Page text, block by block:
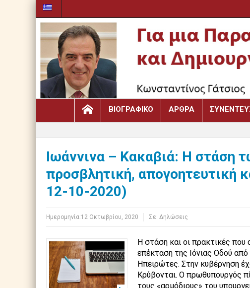
ΒΙΟΓΡΑΦΙΚΌ ΆΡΘΡΑ
Ιωάννινα – Κακαβιά: Η στάση
προσβλητική, απογοητευτική
12-10-2020)
Ημερομηνία:12 Οκτωβρίου, 2020 Σε: Δηλώσεις
Η στάση και οι πρακτικές που
επέκταση της Ιόνιας Οδού
Ηπειρώτες. Στην κυβέρνηση
Κρύβονται. Ο πρωθυπουργός
τους «αρμόδιους» του